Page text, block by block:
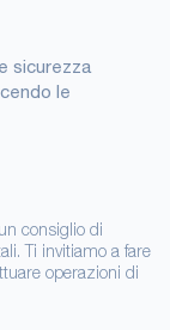
sicurezza
le
consiglio di
Ti invitiamo a fare
operazioni di